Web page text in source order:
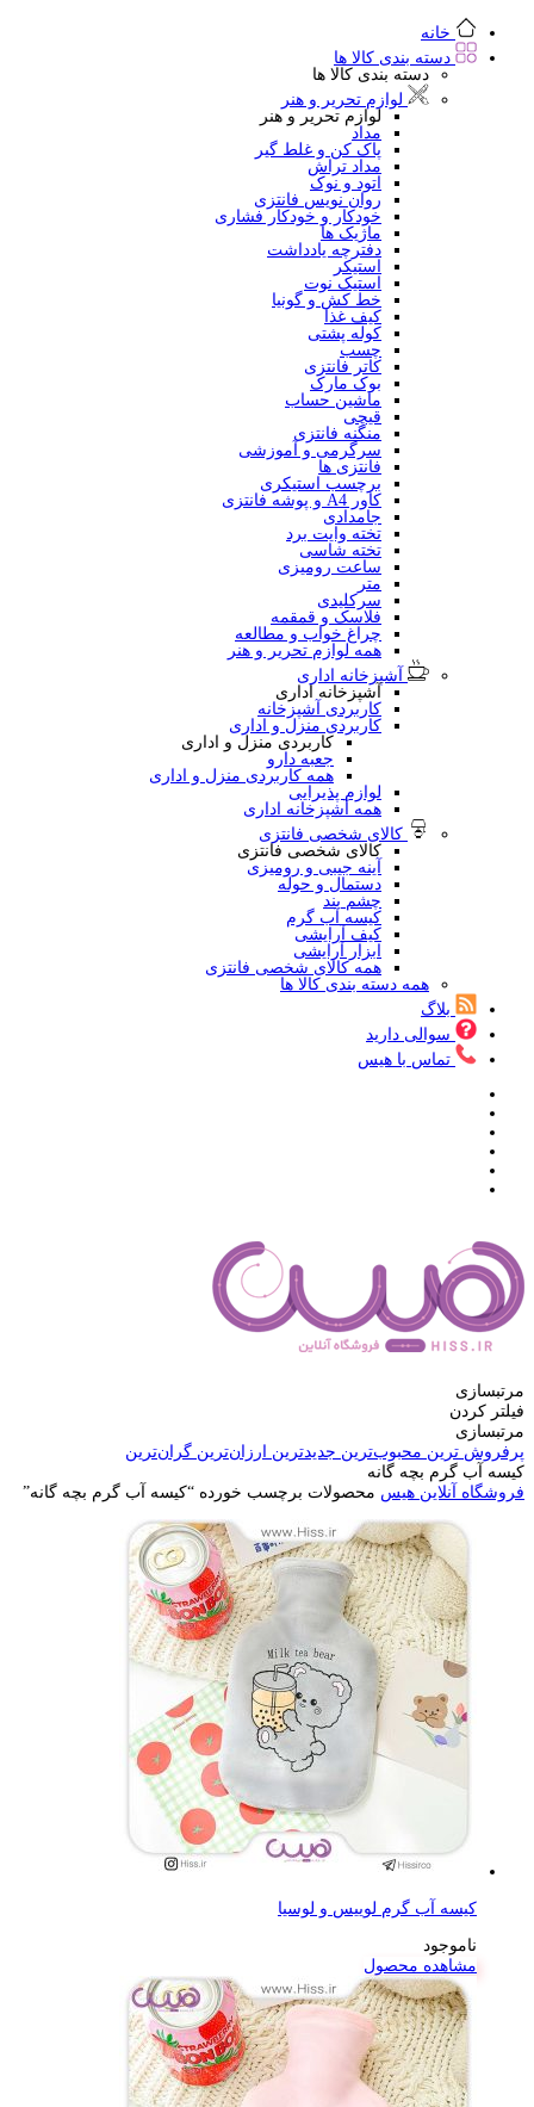
خانه
دسته بندی کالا ها
دسته بندی کالا ها
لوازم تحریر و هنر
لوازم تحریر و هنر
مداد
پاک کن و غلط گیر
مداد تراش
اتود و نوک
روان نویس فانتزی
خودکار و خودکار فشاری
ماژیک ها
دفترچه یادداشت
استیکر
استیک نوت
خط کش و گونیا
کیف غذا
کوله پشتی
چسب
کاتر فانتزی
بوک مارک
ماشین حساب
قیچی
منگنه فانتزی
سرگرمی و آموزشی
فانتزی ها
برچسب استیکری
کاور A4 و پوشه فانتزی
جامدادی
تخته وایت برد
تخته شاسی
ساعت رومیزی
متر
سرکلیدی
فلاسک و قمقمه
چراغ خواب و مطالعه
همه لوازم تحریر و هنر
آشپزخانه اداری
آشپزخانه اداری
کاربردی آشپزخانه
کاربردی منزل و اداری
کاربردی منزل و اداری
جعبه دارو
همه کاربردی منزل و اداری
لوازم پذیرایی
همه آشپزخانه اداری
کالای شخصی فانتزی
کالای شخصی فانتزی
آینه جیبی و رومیزی
دستمال و حوله
چشم بند
کیسه آب گرم
کیف آرایشی
ابزار آرایشی
همه کالای شخصی فانتزی
همه دسته بندی کالا ها
بلاگ
سوالی دارید
تماس با هیس
مرتبسازی
فیلتر کردن
مرتبسازی
پرفروش ترین محبوب‌ترین جدیدترین ارزان‌ترین گران‌ترین
کیسه آب گرم بچه گانه
فروشگاه آنلاین هیس محصولات برچسب خورده “کیسه آب گرم بچه گانه”
کیسه آب گرم لوییس و لوسیا
ناموجود
مشاهده محصول